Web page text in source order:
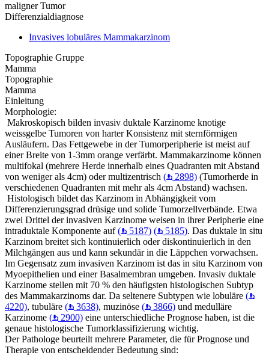
maligner Tumor
Differenzialdiagnose
Invasives lobuläres Mammakarzinom
Topographie Gruppe
Mamma
Topographie
Mamma
Einleitung
Morphologie:
Makroskopisch bilden invasiv duktale Karzinome knotige
weissgelbe Tumoren von harter Konsistenz mit sternförmigen
Ausläufern. Das Fettgewebe in der Tumorperipherie ist meist auf
einer Breite von 1-3mm orange verfärbt. Mammakarzinome können
multifokal (mehrere Herde innerhalb eines Quadranten mit Abstand
von weniger als 4cm) oder multizentrisch ( 2898) (Tumorherde in
verschiedenen Quadranten mit mehr als 4cm Abstand) wachsen.
Histologisch bildet das Karzinom in Abhängigkeit vom
Differenzierungsgrad drüsige und solide Tumorzellverbände. Etwa
zwei Drittel der invasiven Karzinome weisen in ihrer Peripherie eine
intraduktale Komponente auf( 5187) ( 5185). Das duktale in situ
Karzinom breitet sich kontinuierlich oder diskontinuierlich in den
Milchgängen aus und kann sekundär in die Läppchen vorwachsen.
Im Gegensatz zum invasiven Karzinom ist das in situ Karzinom von
Myoepithelien und einer Basalmembran umgeben. Invasiv duktale
Karzinome stellen mit 70 % den häufigsten histologischen Subtyp
des Mammakarzinoms dar. Da seltenere Subtypen wie lobuläre (
4220), tubuläre ( 3638), muzinöse ( 3866) und medulläre
Karzinome ( 2900) eine unterschiedliche Prognose haben, ist die
genaue histologische Tumorklassifizierung wichtig.
Der Pathologe beurteilt mehrere Parameter, die für Prognose und
Therapie von entscheidender Bedeutung sind: